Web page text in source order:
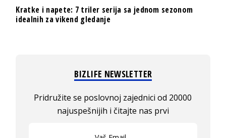
Kratke i napete: 7 triler serija sa jednom sezonom
idealnih za vikend gledanje
BIZLIFE NEWSLETTER
Pridružite se poslovnoj zajednici od 20000
najuspešnijih i čitajte nas prvi